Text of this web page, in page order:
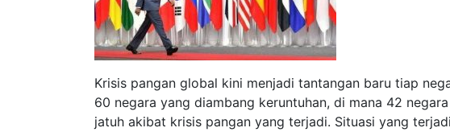
Krisis pangan global kini menjadi tantangan baru tiap
60 negara yang diambang keruntuhan, di mana 42
jatuh akibat krisis pangan yang terjadi. Situasi yang